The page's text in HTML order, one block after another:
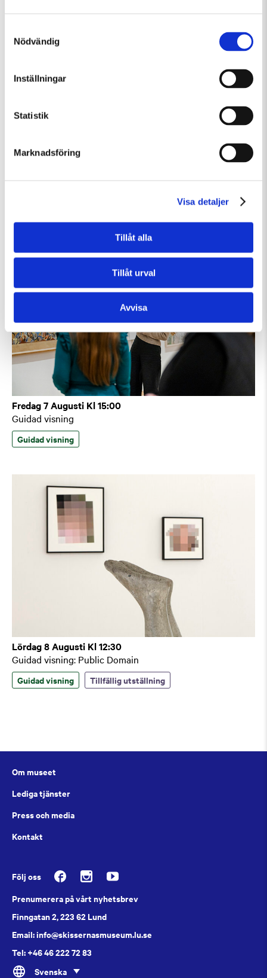
Nödvändig
Inställningar
Statistik
Marknadsföring
Visa detaljer
Tillåt alla
Tillåt urval
Avvisa
Fredag 7 Augusti Kl 15:00
Guidad visning
Guidad visning
Lördag 8 Augusti Kl 12:30
Guidad visning: Public Domain
Guidad visning Tillfällig utställning
Om museet
Lediga tjänster
Press och media
Kontakt
Följ oss
Prenumerera på vårt nyhetsbrev
Finngatan 2, 223 62 Lund
Email: info@skissernasmuseum.lu.se
Tel: +46 46 222 72 83
Svenska